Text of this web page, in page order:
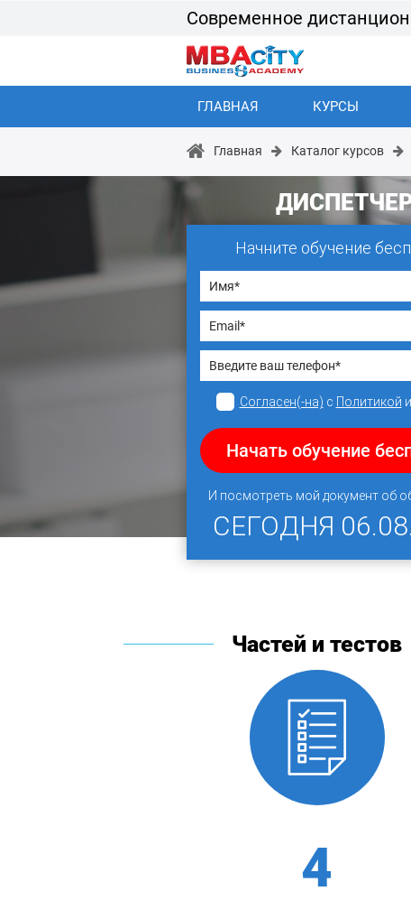
Современное
ГЛАВНАЯ КУРСЫ
Главная Каталог курсов
Начните обучение
Согласен(-на) с Политикой и
Начать обучение
И посмотреть мой документ об
СЕГОДНЯ
Частей и тестов
4